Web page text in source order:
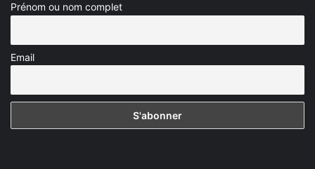
Prénom ou nom complet
Email